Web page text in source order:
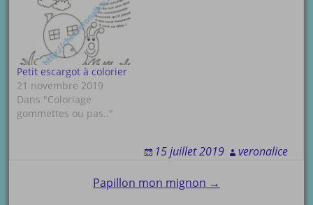
Petit escargot à colorier
21 novembre 2019
Dans "Coloriage
gommettes ou pas.."
15 juillet 2019 veronalice
Papillon mon mignon →